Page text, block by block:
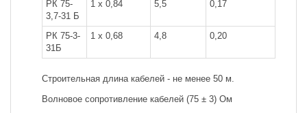
РК 75-
3,7-31 Б
1 х 0,84 5,5 0,17
РК 75-3-
31Б
1 х 0,68 4,8 0,20
Строительная длина кабелей - не менее 50 м.
Волновое сопротивление кабелей (75 ± 3) Ом